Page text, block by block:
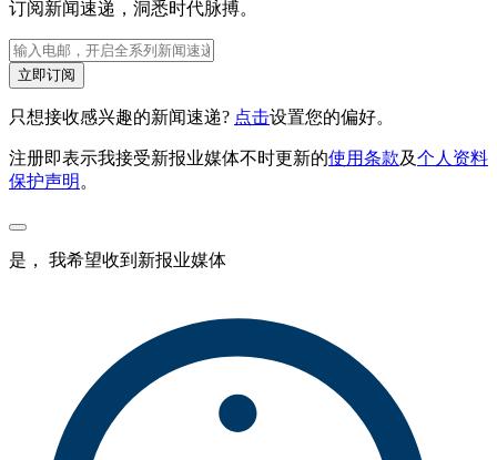
订阅新闻速递，洞悉时代脉搏。
立即订阅
只想接收感兴趣的新闻速递? 点击设置您的偏好。
注册即表示我接受新报业媒体不时更新的使用条款及个人资料
保护声明 。
是， 我希望收到新报业媒体